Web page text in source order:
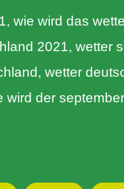
wie wird das
2021, wetter
wetter
der